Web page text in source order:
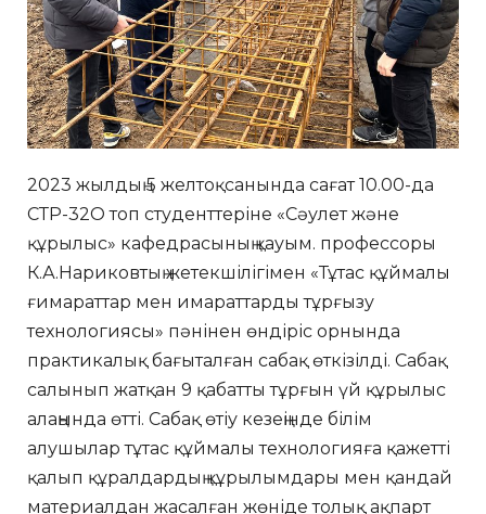
2023 жылдың 5 желтоқсанында сағат 10.00-да
СТР-32О топ студенттеріне «Сәулет және
құрылыс» кафедрасының қауым. профессоры
К.А.Нариковтың жетекшілігімен «Тұтас құймалы
ғимараттар мен имараттарды тұрғызу
технологиясы» пәнінен өндіріс орнында
практикалық бағыталған сабақ өткізілді. Сабақ
салынып жатқан 9 қабатты тұрғын үй құрылыс
алаңында өтті. Сабақ өтіу кезеңінде білім
алушылар тұтас құймалы технологияға қажетті
қалып құралдардың құрылымдары мен қандай
материалдан жасалған жөніде толық ақпарт